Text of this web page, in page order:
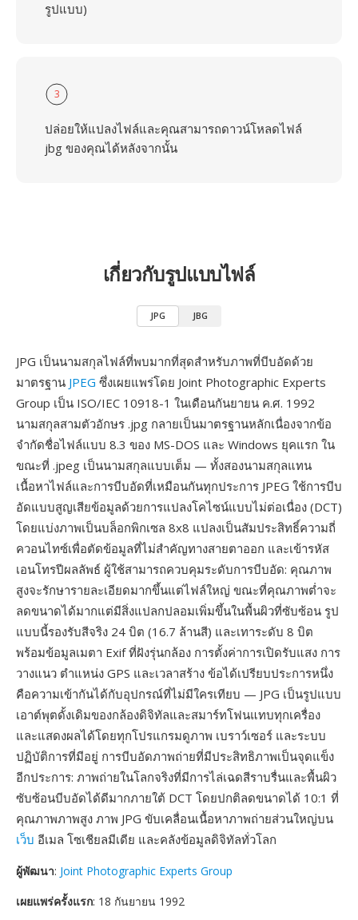
รูปแบบ)
3
ปล่อยให้แปลงไฟล์และคุณสามารถดาวน์โหลดไฟล์
jbg ของคุณได้หลังจากนั้น
เกี่ยวกับรูปแบบไฟล์
JPG JBG
JPG เป็นนามสกุลไฟล์ที่พบมากที่สุดสำหรับภาพที่บีบอัดด้วย
มาตรฐาน JPEG ซึ่งเผยแพร่โดย Joint Photographic Experts
Group เป็น ISO/IEC 10918-1 ในเดือนกันยายน ค.ศ. 1992
นามสกุลสามตัวอักษร .jpg กลายเป็นมาตรฐานหลักเนื่องจากข้อ
จำกัดชื่อไฟล์แบบ 8.3 ของ MS-DOS และ Windows ยุคแรก ใน
ขณะที่ .jpeg เป็นนามสกุลแบบเต็ม — ทั้งสองนามสกุลแทน
เนื้อหาไฟล์และการบีบอัดที่เหมือนกันทุกประการ JPEG ใช้การบีบ
อัดแบบสูญเสียข้อมูลด้วยการแปลงโคไซน์แบบไม่ต่อเนื่อง (DCT)
โดยแบ่งภาพเป็นบล็อกพิกเซล 8x8 แปลงเป็นสัมประสิทธิ์ความถี่
ควอนไทซ์เพื่อตัดข้อมูลที่ไม่สำคัญทางสายตาออก และเข้ารหัส
เอนโทรปีผลลัพธ์ ผู้ใช้สามารถควบคุมระดับการบีบอัด: คุณภาพ
สูงจะรักษารายละเอียดมากขึ้นแต่ไฟล์ใหญ่ ขณะที่คุณภาพต่ำจะ
ลดขนาดได้มากแต่มีสิ่งแปลกปลอมเพิ่มขึ้นในพื้นผิวที่ซับซ้อน รูป
แบบนี้รองรับสีจริง 24 บิต (16.7 ล้านสี) และเทาระดับ 8 บิต
พร้อมข้อมูลเมตา Exif ที่ฝังรุ่นกล้อง การตั้งค่าการเปิดรับแสง การ
วางแนว ตำแหน่ง GPS และเวลาสร้าง ข้อได้เปรียบประการหนึ่ง
คือความเข้ากันได้กับอุปกรณ์ที่ไม่มีใครเทียบ — JPG เป็นรูปแบบ
เอาต์พุตดั้งเดิมของกล้องดิจิทัลและสมาร์ทโฟนแทบทุกเครื่อง
และแสดงผลได้โดยทุกโปรแกรมดูภาพ เบราว์เซอร์ และระบบ
ปฏิบัติการที่มีอยู่ การบีบอัดภาพถ่ายที่มีประสิทธิภาพเป็นจุดแข็ง
อีกประการ: ภาพถ่ายในโลกจริงที่มีการไล่เฉดสีราบรื่นและพื้นผิว
ซับซ้อนบีบอัดได้ดีมากภายใต้ DCT โดยปกติลดขนาดได้ 10:1 ที่
คุณภาพภาพสูง ภาพ JPG ขับเคลื่อนเนื้อหาภาพถ่ายส่วนใหญ่บน
เว็บ อีเมล โซเชียลมีเดีย และคลังข้อมูลดิจิทัลทั่วโลก
ผู้พัฒนา: Joint Photographic Experts Group
เผยแพร่ครั้งแรก: 18 กันยายน 1992